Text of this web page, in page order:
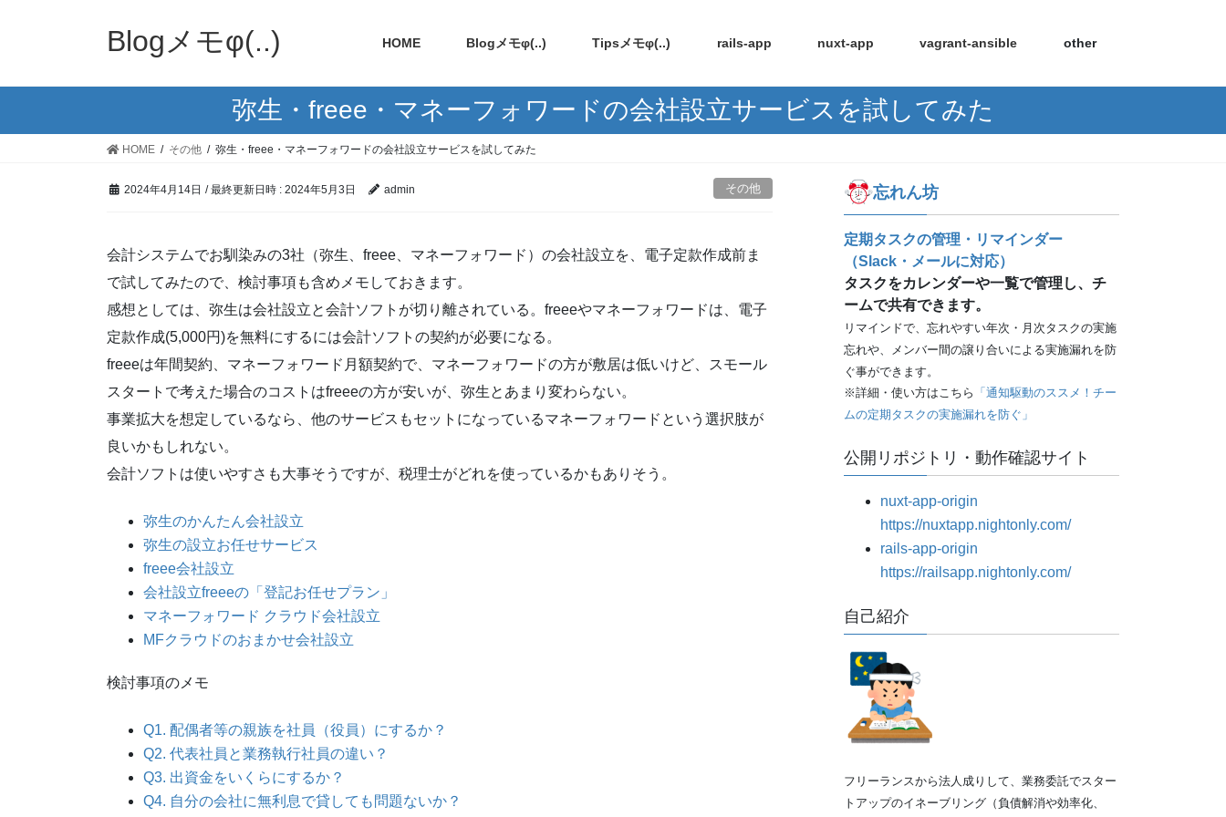
Blogメモφ(..) HOME Blogメモφ(..) Tipsメモφ(..) rails-app nuxt-app vagrant-ansible other
弥生・freee・マネーフォワードの会社設立サービスを試してみた
HOME その他 弥生・freee・マネーフォワードの会社設立サービスを試してみた
2024年4月14日 / 最終更新日時 : 2024年5月3日 admin その他
会計システムでお馴染みの3社（弥生、freee、マネーフォワード）の会社設立を、電子定款作成前ま
で試してみたので、検討事項も含めメモしておきます。
感想としては、弥生は会社設立と会計ソフトが切り離されている。freeeやマネーフォワードは、電子
定款作成(5,000円)を無料にするには会計ソフトの契約が必要になる。
freeeは年間契約、マネーフォワード月額契約で、マネーフォワードの方が敷居は低いけど、スモール
スタートで考えた場合のコストはfreeeの方が安いが、弥生とあまり変わらない。
事業拡大を想定しているなら、他のサービスもセットになっているマネーフォワードという選択肢が
良いかもしれない。
会計ソフトは使いやすさも大事そうですが、税理士がどれを使っているかもありそう。
弥生のかんたん会社設立
弥生の設立お任せサービス
freee会社設立
会社設立freeeの「登記お任せプラン」
マネーフォワード クラウド会社設立
MFクラウドのおまかせ会社設立
検討事項のメモ
Q1. 配偶者等の親族を社員（役員）にするか？
Q2. 代表社員と業務執行社員の違い？
Q3. 出資金をいくらにするか？
Q4. 自分の会社に無利息で貸しても問題ないか？
忘れん坊
定期タスクの管理・リマインダー
（Slack・メールに対応）
タスクをカレンダーや一覧で管理し、チ
ームで共有できます。
リマインドで、忘れやすい年次・月次タスクの実施
忘れや、メンバー間の譲り合いによる実施漏れを防
ぐ事ができます。
※詳細・使い方はこちら 「通知駆動のススメ！チー
ムの定期タスクの実施漏れを防ぐ」
公開リポジトリ・動作確認サイト
nuxt-app-origin
https://nuxtapp.nightonly.com/
rails-app-origin
https://railsapp.nightonly.com/
自己紹介
フリーランスから法人成りして、業務委託でスター
トアップのイネーブリング（負債解消や効率化、